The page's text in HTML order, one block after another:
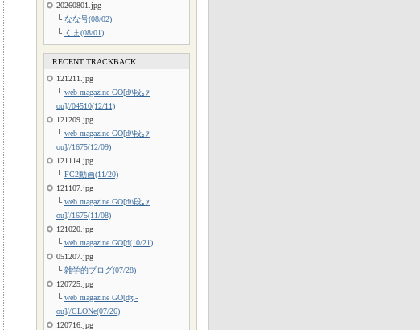
20260801.jpg
└ なな号(08/02)
└ くま(08/01)
RECENT TRACKBACK
121211.jpg
└ web magazine GO[dﾊ段｡ｧ
ou]//04510(12/11)
121209.jpg
└ web magazine GO[dﾊ段｡ｧ
ou]//1675(12/09)
121114.jpg
└ FC2動画(11/20)
121107.jpg
└ web magazine GO[dﾊ段｡ｧ
ou]//1675(11/08)
121020.jpg
└ web magazine GO[d(10/21)
051207.jpg
└ 雑学的ブログ(07/28)
120725.jpg
└ web magazine GO[dʒi-
ou]//CLONe(07/26)
120716.jpg